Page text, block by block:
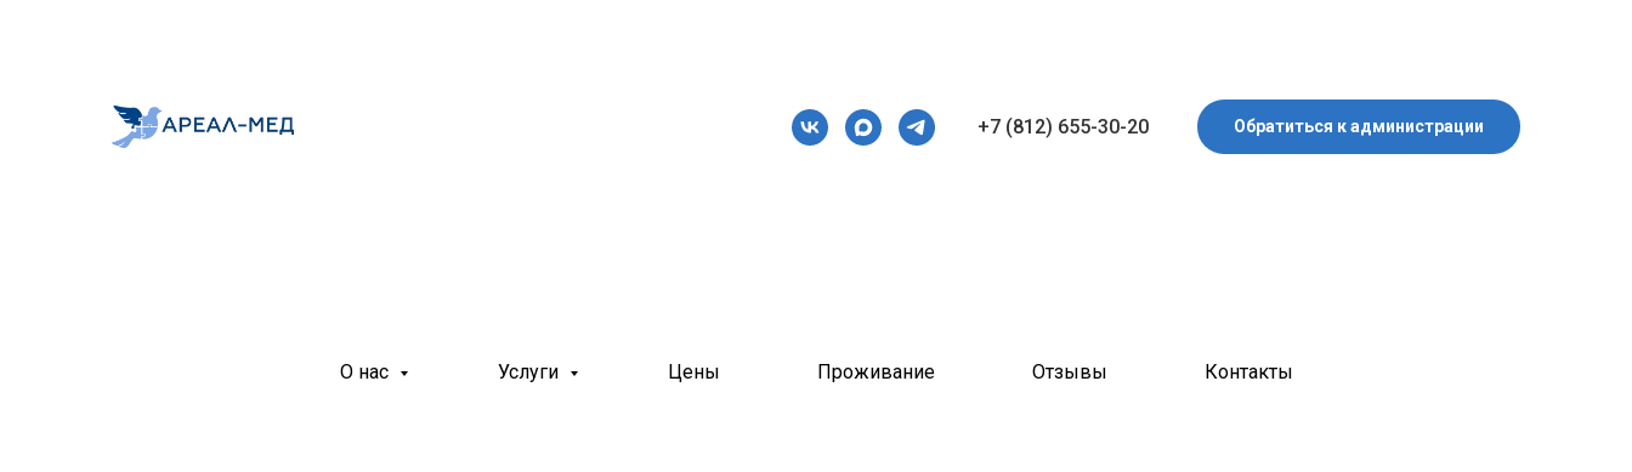
+7 (812) 655-30-20 Обратиться к администрации
О нас Услуги Цены Проживание Отзывы Контакты